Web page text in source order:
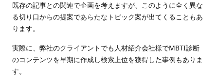
既存の記事との関連で企画を考えますが、このように全く異な
る切り口からの提案であらたなトピック案が出てくることもあ
ります。
実際に、弊社のクライアントでも人材紹介会社様でMBTI診断
のコンテンツを早期に作成し検索上位を獲得した事例もありま
す。